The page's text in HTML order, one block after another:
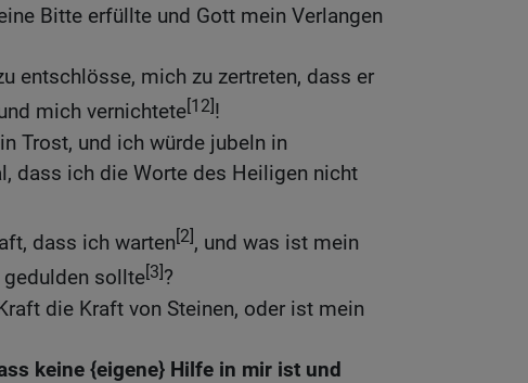
Bitte erfüllte und Gott mein Verlangen
entschlösse, mich zu zertreten, dass er
mich vernichtete[12]!
Trost, und ich würde jubeln in
dass ich die Worte des Heiligen nicht
dass ich warten[2], und was ist mein
sollte[3]?
die Kraft von Steinen, oder ist mein
keine {eigene} Hilfe in mir ist und